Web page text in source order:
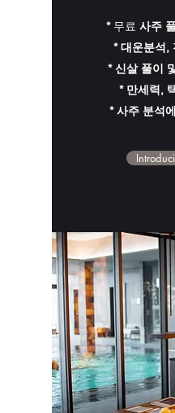
*무료 사주
* 대운분석,
* 신살 풀이
* 만세력,
* 사주 분석